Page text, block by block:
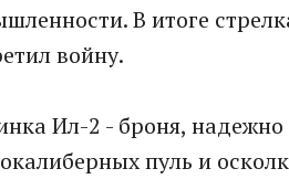
В итоге
войну.
Ил-2 - броня,
пуль и